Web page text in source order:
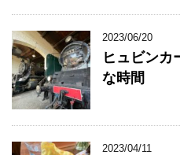
2023/06/20
ヒュビンカ
な時間
2023/04/11